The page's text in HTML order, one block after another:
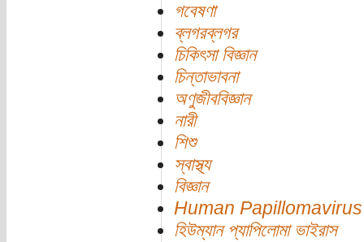
গবেষণা
ব্লগরব্লগর
চিকিৎসা বিজ্ঞান
চিন্তাভাবনা
অণুজীববিজ্ঞান
নারী
শিশু
স্বাস্থ্য
বিজ্ঞান
Human
হিউম্যান প্যাপিলোমা ভাইরাস